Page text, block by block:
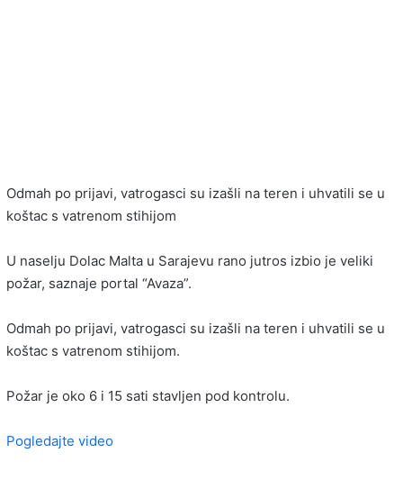
Odmah po prijavi, vatrogasci su izašli na teren i uhvatili se u
koštac s vatrenom stihijom
U naselju Dolac Malta u Sarajevu rano jutros izbio je veliki
požar, saznaje portal “Avaza”.
Odmah po prijavi, vatrogasci su izašli na teren i uhvatili se u
koštac s vatrenom stihijom.
Požar je oko 6 i 15 sati stavljen pod kontrolu.
Pogledajte video